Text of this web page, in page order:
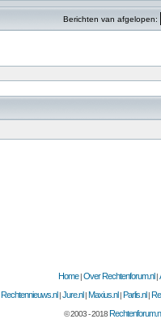
Berichten van afgelopen:
Home|Over Rechtenforum.nl |
Rechtennieuws.nl |Jure.nl |Maxius.nl |Parlis.nl |
© 2003 - 2018Rechtenforum.nl